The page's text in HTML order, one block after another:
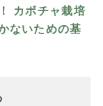
カボチャ栽培
ないための基